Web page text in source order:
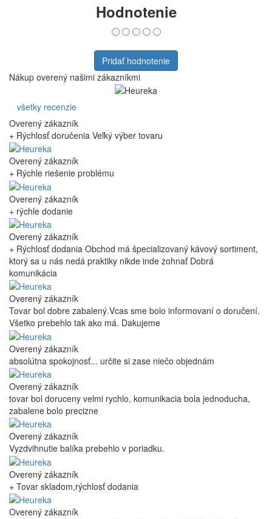
Hodnotenie
Pridať hodnotenie
Nákup overený našimi zákazníkmi
všetky recenzie
Overený zákazník
+ Rýchlosť doručenia Veľký výber tovaru
Overený zákazník
+ Rýchle riešenie problému
Overený zákazník
+ rýchle dodanie
Overený zákazník
+ Rýchlosť dodania Obchod má špecializovaný kávový sortiment,
ktorý sa u nás nedá praktiky nikde inde zohnať Dobrá
komunikácia
Overený zákazník
Tovar bol dobre zabalený.Vcas sme bolo informovaní o doručení.
Všetko prebehlo tak ako má. Dakujeme
Overený zákazník
absolútna spokojnosť... určite si zase niečo objednám
Overený zákazník
tovar bol doruceny velmi rychlo, komunikacia bola jednoducha,
zabalene bolo precizne
Overený zákazník
Vyzdvihnutie balíka prebehlo v poriadku.
Overený zákazník
+ Tovar skladom,rýchlosť dodania
Overený zákazník